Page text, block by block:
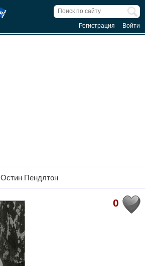
Регистрация Войти
Остин Пендлтон
0